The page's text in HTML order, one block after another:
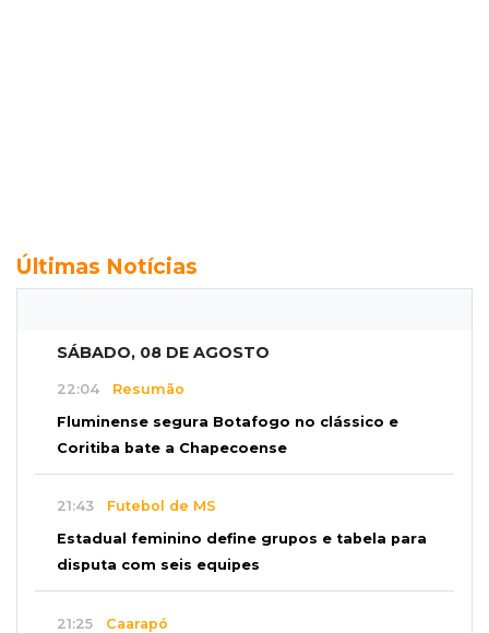
Últimas Notícias
SÁBADO, 08 DE AGOSTO
22:04 Resumão
Fluminense segura Botafogo no clássico e
Coritiba bate a Chapecoense
21:43 Futebol de MS
Estadual feminino define grupos e tabela para
disputa com seis equipes
21:25 Caarapó